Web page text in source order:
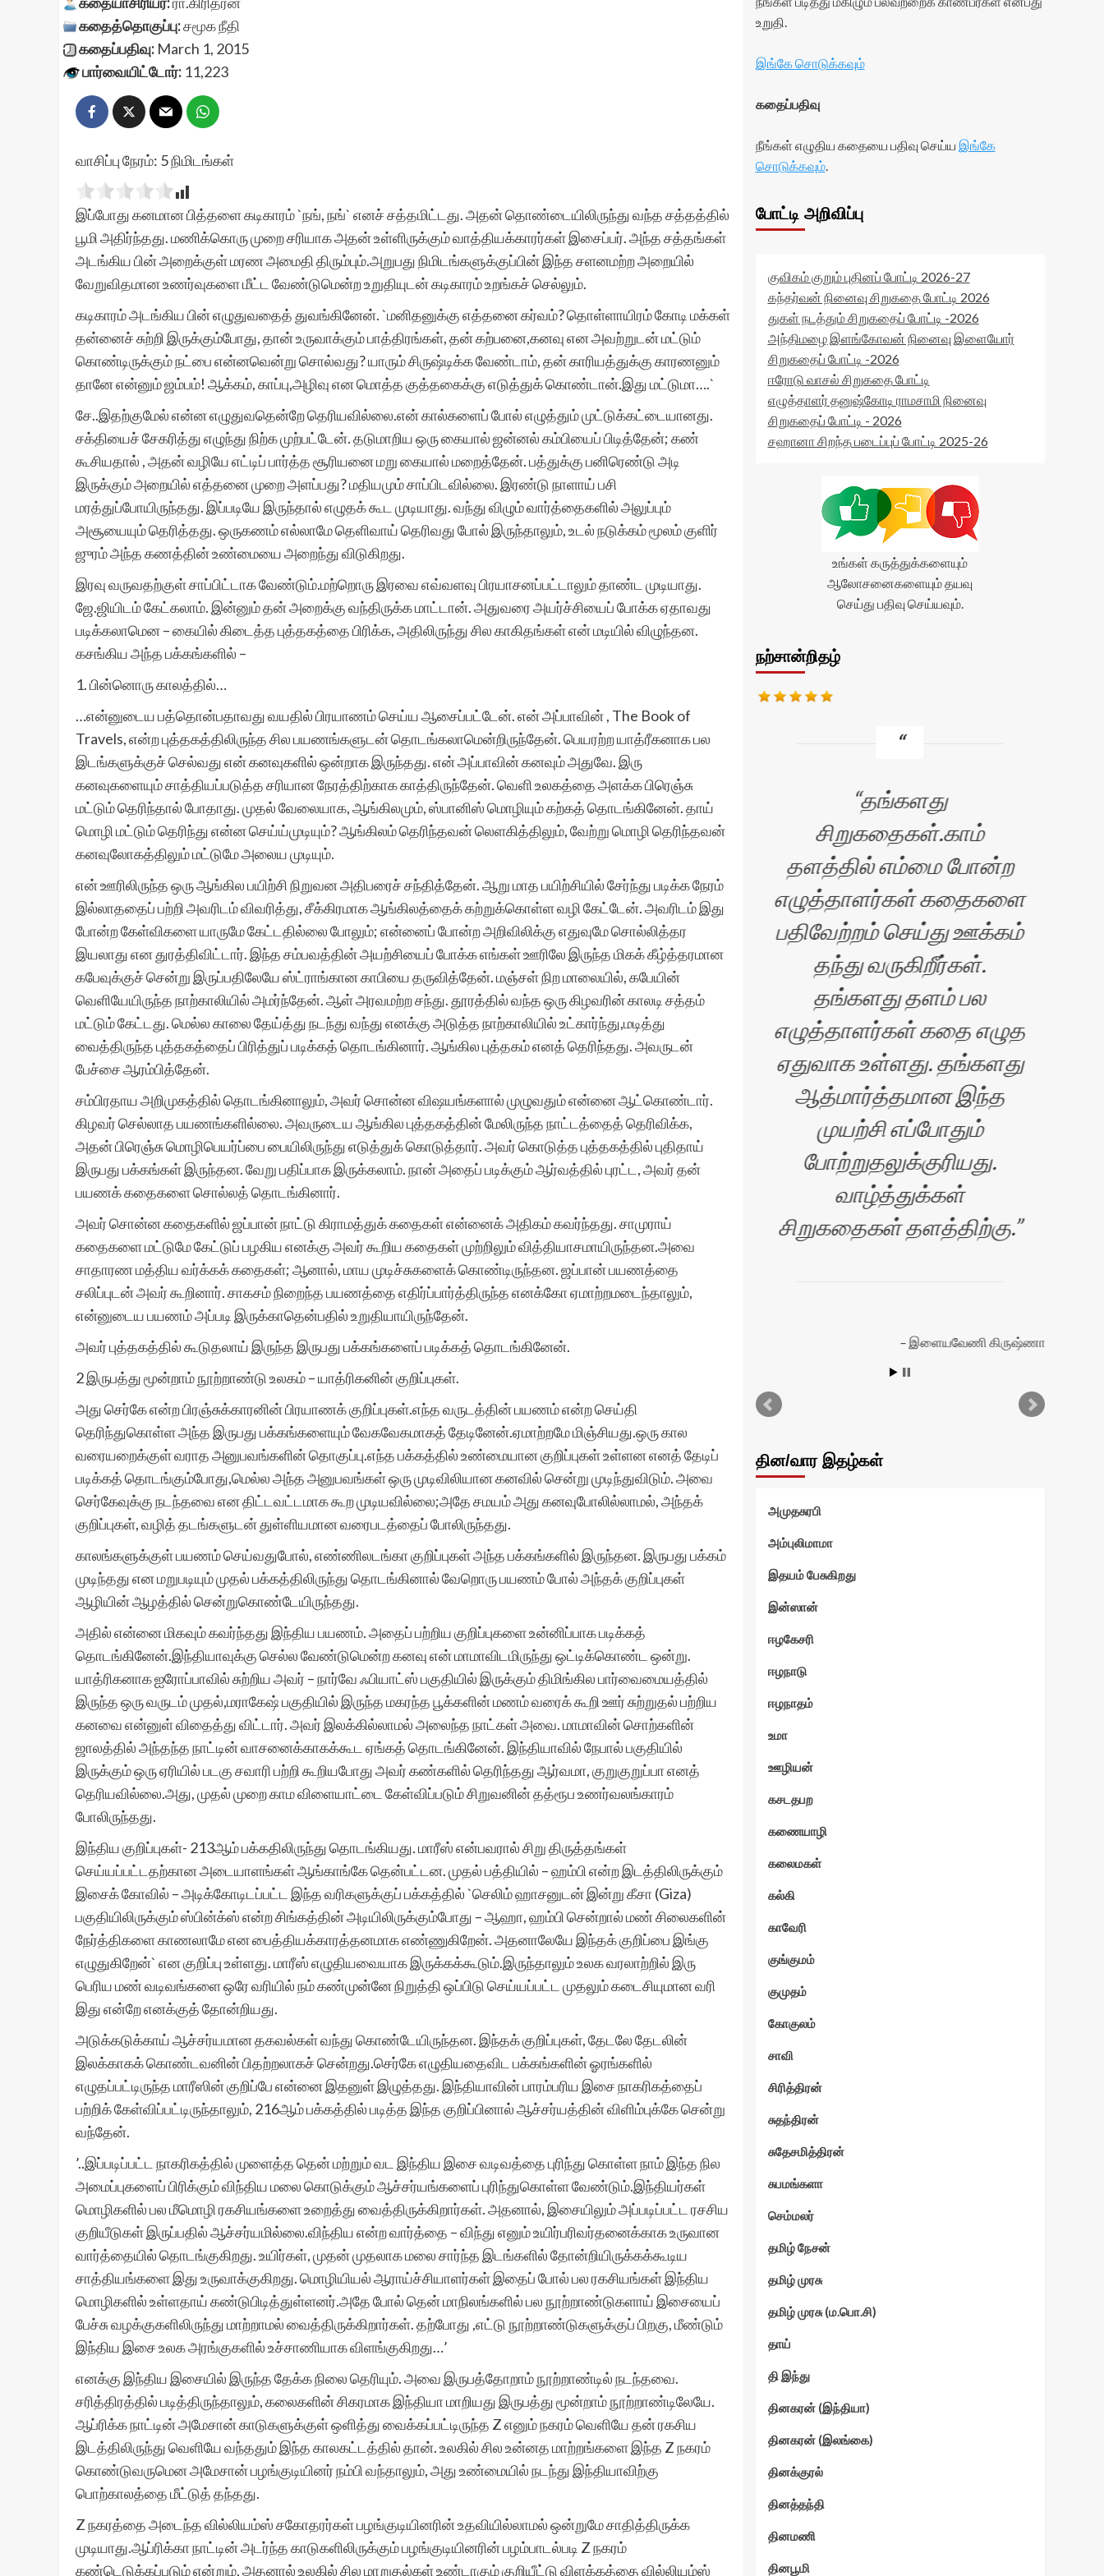
கதைத்தொகுப்பு:சமூக நீதி
கதைப்பதிவு: March 1, 2015
பார்வையிட்டோர்: 11,223
வாசிப்பு நேரம்: 5நிமிடங்கள்
இப்போது கனமான பித்தளை கடிகாரம் `நங், நங்` எனச் சத்தமிட்டது. அதன் தொண்டையிலிருந்து வந்த சத்தத்தில்
பூமி அதிர்ந்தது. மணிக்கொரு முறை சரியாக அதன் உள்ளிருக்கும் வாத்தியக்காரர்கள் இசைப்பர். அந்த சத்தங்கள்
அடங்கிய பின் அறைக்குள் மரண அமைதி திரும்பும்.அறுபது நிமிடங்களுக்குப்பின் இந்த சளனமற்ற அறையில்
வேறுவிதமான உணர்வுகளை மீட்ட வேண்டுமென்ற உறுதியுடன் கடிகாரம் உறங்கச் செல்லும்.
கடிகாரம் அடங்கிய பின் எழுதுவதைத் துவங்கினேன். `மனிதனுக்கு எத்தனை கர்வம்? தொள்ளாயிரம் கோடி மக்கள்
தன்னைச் சுற்றி இருக்கும்போது, தான் உருவாக்கும் பாத்திரங்கள், தன் கற்பனை,கனவு என அவற்றுடன் மட்டும்
கொண்டிருக்கும் நட்பை என்னவென்று சொல்வது? யாரும் சிருஷ்டிக்க வேண்டாம், தன் காரியத்துக்கு காரணனும்
தானே என்னும் ஜம்பம்! ஆக்கம், காப்பு,அழிவு என மொத்த குத்தகைக்கு எடுத்துக் கொண்டான்.இது மட்டுமா….`
சே..இதற்குமேல் என்ன எழுதுவதென்றே தெரியவில்லை.என் கால்களைப் போல் எழுத்தும் முட்டுக்கட்டையானது.
சக்தியைச் சேகரித்து எழுந்து நிற்க முற்பட்டேன். தடுமாறிய ஒரு கையால் ஜன்னல் கம்பியைப் பிடித்தேன்; கண்
கூசியதால் , அதன் வழியே எட்டிப் பார்த்த சூரியனை மறு கையால் மறைத்தேன். பத்துக்கு பனிரெண்டு அடி
இருக்கும் அறையில் எத்தனை முறை அளப்பது? மதியமும் சாப்பிடவில்லை. இரண்டு நாளாய் பசி
மரத்துப்போயிருந்தது. இப்படியே இருந்தால் எழுதக் கூட முடியாது. வந்து விழும் வார்த்தைகளில் அலுப்பும்
அசூயையும் தெரித்தது. ஒருகணம் எல்லாமே தெளிவாய் தெரிவது போல் இருந்தாலும், உடல் நடுக்கம் மூலம் குளிர்
ஜுரம் அந்த கணத்தின் உண்மையை அறைந்து விடுகிறது.
இரவு வருவதற்குள் சாப்பிட்டாக வேண்டும்.மற்றொரு இரவை எவ்வளவு பிரயாசனப்பட்டாலும் தாண்ட முடியாது.
ஜே.ஜியிடம் கேட்கலாம். இன்னும் தன் அறைக்கு வந்திருக்க மாட்டான். அதுவரை அயர்ச்சியைப் போக்க ஏதாவது
படிக்கலாமென – கையில் கிடைத்த புத்தகத்தை பிரிக்க, அதிலிருந்து சில காகிதங்கள் என் மடியில் விழுந்தன.
கசங்கிய அந்த பக்கங்களில் –
1. பின்னொரு காலத்தில்…
…என்னுடைய பத்தொன்பதாவது வயதில் பிரயாணம் செய்ய ஆசைப்பட்டேன். என் அப்பாவின் , The Book of
Travels, என்ற புத்தகத்திலிருந்த சில பயணங்களுடன் தொடங்கலாமென்றிருந்தேன். பெயரற்ற யாத்ரீகனாக பல
இடங்களுக்குச் செல்வது என் கனவுகளில் ஒன்றாக இருந்தது. என் அப்பாவின் கனவும் அதுவே. இரு
கனவுகளையும் சாத்தியப்படுத்த சரியான நேரத்திற்காக காத்திருந்தேன். வெளி உலகத்தை அளக்க பிரெஞ்சு
மட்டும் தெரிந்தால் போதாது. முதல் வேலையாக, ஆங்கிலமும், ஸ்பானிஸ் மொழியும் கற்கத் தொடங்கினேன். தாய்
மொழி மட்டும் தெரிந்து என்ன செய்ய்முடியும்? ஆங்கிலம் தெரிந்தவன் லெளகித்திலும், வேற்று மொழி தெரிந்தவன்
கனவுலோகத்திலும் மட்டுமே அலைய முடியும்.
என் ஊரிலிருந்த ஒரு ஆங்கில பயிற்சி நிறுவன அதிபரைச் சந்தித்தேன். ஆறு மாத பயிற்சியில் சேர்ந்து படிக்க நேரம்
இல்லாததைப் பற்றி அவரிடம் விவரித்து, சீக்கிரமாக ஆங்கிலத்தைக் கற்றுக்கொள்ள வழி கேட்டேன். அவரிடம் இது
போன்ற கேள்விகளை யாருமே கேட்டதில்லை போலும்; என்னைப் போன்ற அறிவிலிக்கு எதுவுமே சொல்லித்தர
இயலாது என துரத்திவிட்டார். இந்த சம்பவத்தின் அயற்சியைப் போக்க எங்கள் ஊரிலே இருந்த மிகக் கீழ்த்தரமான
கபேவுக்குச் சென்று இருப்பதிலேயே ஸ்ட்ராங்கான காபியை தருவித்தேன். மஞ்சள் நிற மாலையில், கபேயின்
வெளியேயிருந்த நாற்காலியில் அமர்ந்தேன். ஆள் அரவமற்ற சந்து. தூரத்தில் வந்த ஒரு கிழவரின் காலடி சத்தம்
மட்டும் கேட்டது. மெல்ல காலை தேய்த்து நடந்து வந்து எனக்கு அடுத்த நாற்காலியில் உட்கார்ந்து,மடித்து
வைத்திருந்த புத்தகத்தைப் பிரித்துப் படிக்கத் தொடங்கினார். ஆங்கில புத்தகம் எனத் தெரிந்தது. அவருடன்
பேச்சை ஆரம்பித்தேன்.
சம்பிரதாய அறிமுகத்தில் தொடங்கினாலும், அவர் சொன்ன விஷயங்களால் முழுவதும் என்னை ஆட்கொண்டார்.
கிழவர் செல்லாத பயணங்களில்லை. அவருடைய ஆங்கில புத்தகத்தின் மேலிருந்த நாட்டத்தைத் தெரிவிக்க,
அதன் பிரெஞ்சு மொழிபெயர்ப்பை பையிலிருந்து எடுத்துக் கொடுத்தார். அவர் கொடுத்த புத்தகத்தில் புதிதாய்
இருபது பக்கங்கள் இருந்தன. வேறு பதிப்பாக இருக்கலாம். நான் அதைப் படிக்கும் ஆர்வத்தில் புரட்ட, அவர் தன்
பயணக் கதைகளை சொல்லத் தொடங்கினார்.
அவர் சொன்ன கதைகளில் ஜப்பான் நாட்டு கிராமத்துக் கதைகள் என்னைக் அதிகம் கவர்ந்தது. சாமுராய்
கதைகளை மட்டுமே கேட்டுப் பழகிய எனக்கு அவர் கூறிய கதைகள் முற்றிலும் வித்தியாசமாயிருந்தன.அவை
சாதாரண மத்திய வர்க்கக் கதைகள்; ஆனால், மாய முடிச்சுகளைக் கொண்டிருந்தன. ஜப்பான் பயணத்தை
சலிப்புடன் அவர் கூறினார். சாகசம் நிறைந்த பயணத்தை எதிர்ப்பார்த்திருந்த எனக்கோ ஏமாற்றமடைந்தாலும்,
என்னுடைய பயணம் அப்படி இருக்காதென்பதில் உறுதியாயிருந்தேன்.
அவர் புத்தகத்தில் கூடுதலாய் இருந்த இருபது பக்கங்களைப் படிக்கத் தொடங்கினேன்.
2 இருபத்து மூன்றாம் நூற்றாண்டு உலகம் – யாத்ரிகனின் குறிப்புகள்.
அது செர்கே என்ற பிரஞ்சுக்காரனின் பிரயாணக் குறிப்புகள்.எந்த வருடத்தின் பயணம் என்ற செய்தி
தெரிந்துகொள்ள அந்த இருபது பக்கங்களையும் வேகவேகமாகத் தேடினேன்.ஏமாற்றமே மிஞ்சியது.ஒரு கால
வரையறைக்குள் வராத அனுபவங்களின் தொகுப்பு.எந்த பக்கத்தில் உண்மையான குறிப்புகள் உள்ளன எனத் தேடிப்
படிக்கத் தொடங்கும்போது,மெல்ல அந்த அனுபவங்கள் ஒரு முடிவிலியான கனவில் சென்று முடிந்துவிடும். அவை
செர்கேவுக்கு நடந்தவை என திட்டவட்டமாக கூற முடியவில்லை;அதே சமயம் அது கனவுபோலில்லாமல், அந்தக்
குறிப்புகள், வழித் தடங்களுடன் துள்ளியமான வரைபடத்தைப் போலிருந்தது.
காலங்களுக்குள் பயணம் செய்வதுபோல், எண்ணிலடங்கா குறிப்புகள் அந்த பக்கங்களில் இருந்தன. இருபது பக்கம்
முடிந்தது என மறுபடியும் முதல் பக்கத்திலிருந்து தொடங்கினால் வேறொரு பயணம் போல் அந்தக் குறிப்புகள்
ஆழியின் ஆழத்தில் சென்றுகொண்டேயிருந்தது.
அதில் என்னை மிகவும் கவர்ந்தது இந்திய பயணம். அதைப் பற்றிய குறிப்புகளை உன்னிப்பாக படிக்கத்
தொடங்கினேன்.இந்தியாவுக்கு செல்ல வேண்டுமென்ற கனவு என் மாமாவிடமிருந்து ஒட்டிக்கொண்ட ஒன்று.
யாத்ரிகனாக ஐரோப்பாவில் சுற்றிய அவர் – நார்வே ஃபியாட்ஸ் பகுதியில் இருக்கும் திமிங்கில பார்வைமையத்தில்
இருந்த ஒரு வருடம் முதல்,மராகேஷ் பகுதியில் இருந்த மகரந்த பூக்களின் மணம் வரைக் கூறி ஊர் சுற்றுதல் பற்றிய
கனவை என்னுள் விதைத்து விட்டார். அவர் இலக்கில்லாமல் அலைந்த நாட்கள் அவை. மாமாவின் சொற்களின்
ஜாலத்தில் அந்தந்த நாட்டின் வாசனைக்காகக்கூட ஏங்கத் தொடங்கினேன். இந்தியாவில் நேபால் பகுதியில்
இருக்கும் ஒரு ஏரியில் படகு சவாரி பற்றி கூறியபோது அவர் கண்களில் தெரிந்தது ஆர்வமா, குறுகுறுப்பா எனத்
தெரியவில்லை.அது, முதல் முறை காம விளையாட்டை கேள்விப்படும் சிறுவனின் தத்ரூப உணர்வலங்காரம்
போலிருந்தது.
இந்திய குறிப்புகள்- 213ஆம் பக்கதிலிருந்து தொடங்கியது. மாரீஸ் என்பவரால் சிறு திருத்தங்கள்
செய்யப்பட்டதற்கான அடையாளங்கள் ஆங்காங்கே தென்பட்டன. முதல் பத்தியில் – ஹம்பி என்ற இடத்திலிருக்கும்
இசைக் கோவில் – அடிக்கோடிடப்பட்ட இந்த வரிகளுக்குப் பக்கத்தில் `செலிம் ஹாசனுடன் இன்று கீசா (Giza)
பகுதியிலிருக்கும் ஸ்பின்க்ஸ் என்ற சிங்கத்தின் அடியிலிருக்கும்போது – ஆஹா, ஹம்பி சென்றால் மண் சிலைகளின்
நேர்த்திகளை காணலாமே என பைத்தியக்காரத்தனமாக எண்ணுகிறேன். அதனாலேயே இந்தக் குறிப்பை இங்கு
எழுதுகிறேன்` என குறிப்பு உள்ளது. மாரீஸ் எழுதியவையாக இருக்கக்கூடும்.இருந்தாலும் உலக வரலாற்றில் இரு
பெரிய மண் வடிவங்களை ஒரே வரியில் நம் கண்முன்னே நிறுத்தி ஒப்பிடு செய்யப்பட்ட முதலும் கடைசியுமான வரி
இது என்றே எனக்குத் தோன்றியது.
அடுக்கடுக்காய் ஆச்சர்யமான தகவல்கள் வந்து கொண்டேயிருந்தன. இந்தக் குறிப்புகள், தேடலே தேடலின்
இலக்காகக் கொண்டவனின் பிதற்றலாகச் சென்றது.செர்கே எழுதியதைவிட பக்கங்களின் ஓரங்களில்
எழுதப்பட்டிருந்த மாரீஸின் குறிப்பே என்னை இதனுள் இழுத்தது. இந்தியாவின் பாரம்பரிய இசை நாகரிகத்தைப்
பற்றிக் கேள்விப்பட்டிருந்தாலும், 216ஆம் பக்கத்தில் படித்த இந்த குறிப்பினால் ஆச்சர்யத்தின் விளிம்புக்கே சென்று
வந்தேன்.
’..இப்படிப்பட்ட நாகரிகத்தில் முளைத்த தென் மற்றும் வட இந்திய இசை வடிவத்தை புரிந்து கொள்ள நாம் இந்த நில
அமைப்புகளைப் பிரிக்கும் விந்திய மலை கொடுக்கும் ஆச்சர்யங்களைப் புரிந்துகொள்ள வேண்டும்.இந்தியர்கள்
மொழிகளில் பல மீமொழி ரகசியங்களை உறைத்து வைத்திருக்கிறார்கள். அதனால், இசையிலும் அப்படிப்பட்ட ரசசிய
குறியீடுகள் இருப்பதில் ஆச்சர்யமில்லை.விந்திய என்ற வார்த்தை – விந்து எனும் உயிர்பரிவர்தனைக்காக உருவான
வார்த்தையில் தொடங்குகிறது. உயிர்கள், முதன் முதலாக மலை சார்ந்த இடங்களில் தோன்றியிருக்கக்கூடிய
சாத்தியங்களை இது உருவாக்குகிறது. மொழியியல் ஆராய்ச்சியாளர்கள் இதைப் போல் பல ரகசியங்கள் இந்திய
மொழிகளில் உள்ளதாய் கண்டுபிடித்துள்ளனர்.அதே போல் தென் மாநிலங்களில் பல நூற்றாண்டுகளாய் இசையைப்
பேச்சு வழக்குகளிலிருந்து மாற்றாமல் வைத்திருக்கிறார்கள். தற்போது ,எட்டு நூற்றாண்டுகளுக்குப் பிறகு, மீண்டும்
இந்திய இசை உலக அரங்குகளில் உச்சாணியாக விளங்குகிறது…’
எனக்கு இந்திய இசையில் இருந்த தேக்க நிலை தெரியும். அவை இருபத்தோறாம் நூற்றாண்டில் நடந்தவை.
சரித்திரத்தில் படித்திருந்தாலும், கலைகளின் சிகரமாக இந்தியா மாறியது இருபத்து மூன்றாம் நூற்றாண்டிலேயே.
ஆப்ரிக்க நாட்டின் அமேசான் காடுகளுக்குள் ஒளித்து வைக்கப்பட்டிருந்த Z எனும் நகரம் வெளியே தன் ரகசிய
இடத்திலிருந்து வெளியே வந்ததும் இந்த காலகட்டத்தில் தான். உலகில் சில உன்னத மாற்றங்களை இந்த Z நகரம்
கொண்டுவருமென அமேசான் பழங்குடியினர் நம்பி வந்தாலும், அது உண்மையில் நடந்து இந்தியாவிற்கு
பொற்காலத்தை மீட்டுத் தந்தது.
Z நகரத்தை அடைந்த வில்லியம்ஸ் சகோதரர்கள் பழங்குடியினரின் உதவியில்லாமல் ஒன்றுமே சாதித்திருக்க
முடியாது.ஆப்ரிக்கா நாட்டின் அடர்ந்த காடுகளிலிருக்கும் பழங்குடியினரின் பழம்பாடல்படி Z நகரம்
கண்டெடுக்கப்படும் என்றும், அதனால் உலகில் சில மாறுதல்கள் உண்டாகும் குறியீட்டு விளக்கத்தை வில்லியம்ஸ்
உறுதி.
இங்கே சொடுக்கவும்
கதைப்பதிவு
நீங்கள் எழுதிய கதையை பதிவு செய்ய இங்கே
சொடுக்கவும்.
போட்டி அறிவிப்பு
குவிகம் குறும் புதினப் போட்டி 2026-27
கந்தர்வன் நினைவு சிறுகதை போட்டி 2026
துகள் நடத்தும் சிறுகதைப் போட்டி -2026
அந்திமழை இளங்கோவன் நினைவு இளையோர்
சிறுகதைப் போட்டி -2026
ஈரோடு வாசல் சிறுகதை போட்டி
எழுத்தாளர் தனுஷ்கோடி ராமசாமி நினைவு
சிறுகதைப் போட்டி - 2026
சஹானா சிறந்த படைப்புப் போட்டி 2025-26
உங்கள் கருத்துக்களையும்
ஆலோசனைகளையும் தயவு
செய்து பதிவு செய்யவும்.
நற்சான்றிதழ்
வணக்கம். எண்ணற்ற
சிறுகதைகளும்,
தலைப்புகளில்
கொட்டிக்கிடக்கின்றன.
என்னைப் போன்ற
ஏராளமான
படைப்பாளிகளுக்கு இப்படி
ஒரு வாய்ப்பு. குறுகிய
காலத்தில் பதிவேற்றம்
செய்வது எங்களை
நெகிழச்செய்கிறது. தங்கள்
ஆத்மார்த்தமான
வாழ்த்துகள்.
தங்களது
சிறுகதைகள்.காம்
தளத்தில் எம்மை போன்ற
எழுத்தாளர்கள் கதைகளை
பதிவேற்றம் செய்து ஊக்கம்
தந்து வருகிறீர்கள்.
தங்களது தளம் பல
எழுத்தாளர்கள் கதை எழுத
ஏதுவாக உள்ளது. தங்களது
ஆத்மார்த்தமான இந்த
முயற்சி எப்போதும்
போற்றுதலுக்குரியது.
வாழ்த்துக்கள்
சிறுகதைகள் தளத்திற்கு.
இளையவேணி கிருஷ்ணா
தின/வார இதழ்கள்
அமுதசுரபி
அம்புலிமாமா
இதயம் பேசுகிறது
இன்ஸான்
ஈழகேசரி
ஈழநாடு
ஈழநாதம்
உமா
ஊழியன்
கசடதபற
கணையாழி
கலைமகள்
கல்கி
காவேரி
குங்குமம்
குமுதம்
கோகுலம்
சாவி
சிரித்திரன்
சுதந்திரன்
சுதேசமித்திரன்
சுபமங்களா
செம்மலர்
தமிழ் நேசன்
தமிழ் முரசு
தமிழ் முரசு (ம.பொ.சி)
தாய்
தி இந்து
தினகரன் (இந்தியா)
தினகரன் (இலங்கை)
தினக்குரல்
தினத்தந்தி
தினமணி
தினபூமி